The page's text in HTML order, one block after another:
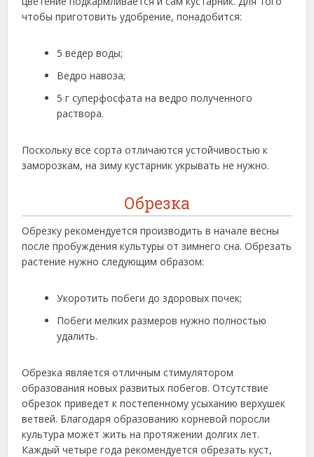
чтобы приготовить удобрение, понадобится:
5 ведер воды;
Ведро навоза;
5 г суперфосфата на ведро полученного
раствора.
Поскольку все сорта отличаются устойчивостью к
заморозкам, на зиму кустарник укрывать не нужно.
Обрезка
Обрезку рекомендуется производить в начале весны
после пробуждения культуры от зимнего сна. Обрезать
растение нужно следующим образом:
Укоротить побеги до здоровых почек;
Побеги мелких размеров нужно полностью
удалить.
Обрезка является отличным стимулятором
образования новых развитых побегов. Отсутствие
обрезок приведет к постепенному усыханию верхушек
ветвей. Благодаря образованию корневой поросли
культура может жить на протяжении долгих лет.
Каждый четыре года рекомендуется обрезать куст,